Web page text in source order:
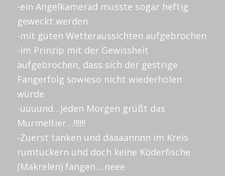
-ein Angelkamerad musste sogar heftig
geweckt werden
-mit guten Wetteraussichten aufgebrochen
-im Prinzip mit der Gewissheit
aufgebrochen, dass sich der gestrige
Fangerfolg sowieso nicht wiederholen
würde
-uuuund…jeden Morgen grüßt das
Murmeltier…!!!!!!
-Zuerst tanken und daaaannnn im Kreis
rumtuckern und doch keine Köderfische
(Makrelen) fangen….neee